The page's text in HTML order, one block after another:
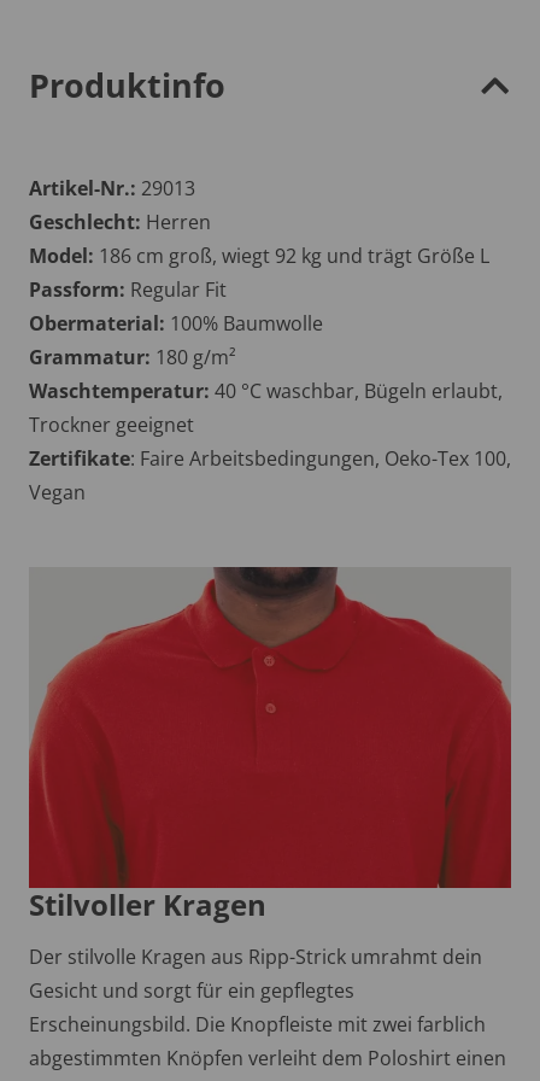
Produktinfo
Artikel-Nr.: 29013
Geschlecht: Herren
Model: 186 cm groß, wiegt 92 kg und trägt Größe L
Passform: Regular Fit
Obermaterial: 100% Baumwolle
Grammatur: 180 g/m²
Waschtemperatur: 40 °C waschbar, Bügeln erlaubt,
Trockner geeignet
Zertifikate: Faire Arbeitsbedingungen, Oeko-Tex 100,
Vegan
Stilvoller Kragen
Der stilvolle Kragen aus Ripp-Strick umrahmt dein
Gesicht und sorgt für ein gepflegtes
Erscheinungsbild. Die Knopfleiste mit zwei farblich
abgestimmten Knöpfen verleiht dem Poloshirt einen